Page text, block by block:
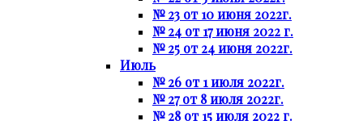
№ 23 от 10 июня 2022г.
№ 24 от 17 июня 2022 г.
№ 25 от 24 июня 2022г.
Июль
№ 26 от 1 июля 2022г.
№ 27 от 8 июля 2022г.
№ 28 от 15 июля 2022 г.